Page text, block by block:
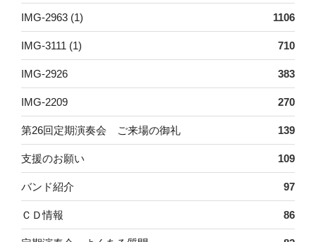
IMG-2963 (1) 1106
IMG-3111 (1) 710
IMG-2926 383
IMG-2209 270
第26回定期演奏会 ご来場の御礼 139
支援のお願い 109
バンド紹介 97
ＣＤ情報 86